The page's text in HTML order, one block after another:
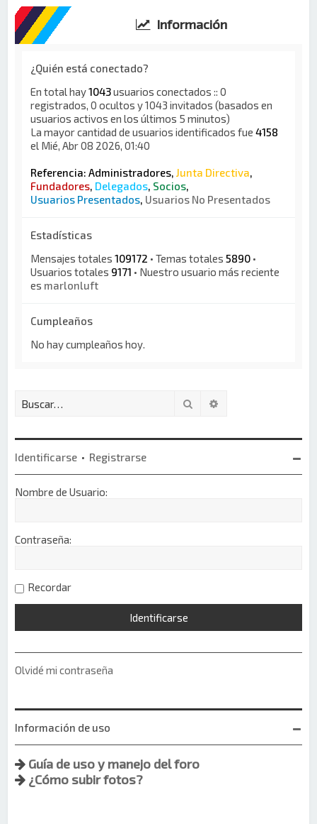
Información
¿Quién está conectado?
En total hay1043usuarios conectados :: 0
registrados, 0 ocultos y 1043 invitados (basados en
usuarios activos en los últimos 5 minutos)
La mayor cantidad de usuarios identificados fue4158
el Mié, Abr 08 2026, 01:40
Referencia:Administradores,Junta Directiva,
Fundadores, Delegados, Socios,
Usuarios Presentados, Usuarios No Presentados
Estadísticas
Mensajes totales109172 • Temas totales5890 •
Usuarios totales 9171 • Nuestro usuario más reciente
es marlonluft
Cumpleaños
No hay cumpleaños hoy.
Buscar
Identificarse • Registrarse
Nombre de Usuario:
Contraseña:
Recordar
Olvidé mi contraseña
Información de uso
Guía de uso y manejo del foro
¿Cómo subir fotos?